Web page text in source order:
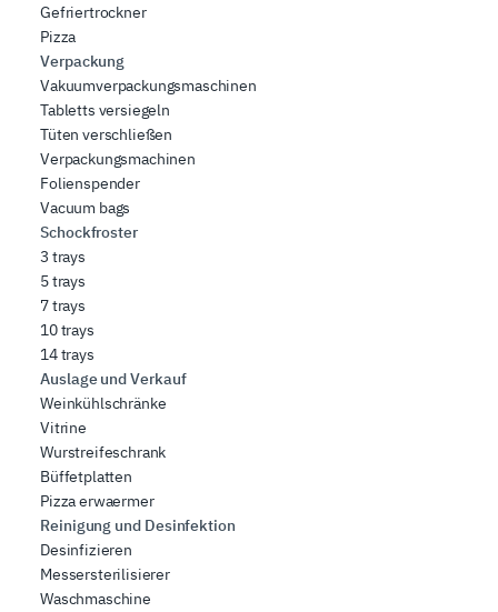
Gefriertrockner
Pizza
Verpackung
Vakuumverpackungsmaschinen
Tabletts versiegeln
Tüten verschließen
Verpackungsmachinen
Folienspender
Vacuum bags
Schockfroster
3 trays
5 trays
7 trays
10 trays
14 trays
Auslage und Verkauf
Weinkühlschränke
Vitrine
Wurstreifeschrank
Büffetplatten
Pizza erwaermer
Reinigung und Desinfektion
Desinfizieren
Messersterilisierer
Waschmaschine